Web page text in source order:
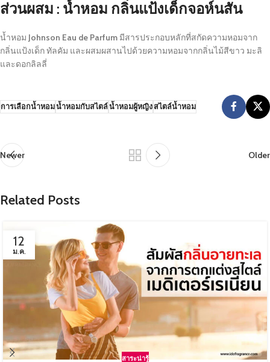
ส่วนผสม : น้ำหอม กลิ่นแป้งเด็กจอห์นสัน
น้ำหอม Johnson Eau de Parfum มีสารประกอบหลักที่สกัดความหอมจาก
กลิ่นแป้งเด็ก ทัลคัม และผสมผสานไปด้วยความหอมจากกลิ่นไม้สีขาว มะลิ
และดอกลิลลี่
การเลือกน้ำหอมน้ำหอมกับสไตล์น้ำหอมผู้หญิงสไตล์น้ำหอม
Newer Older
Related Posts
12
ม.ค.
สาระน่ารู้